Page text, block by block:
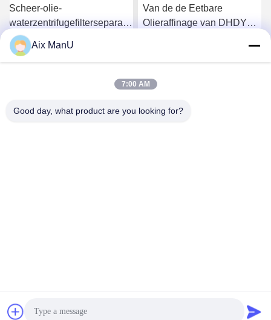
Scheer-olie-
waterzentrifugefilterseparator
ISO
Ga Nu Praten.
Van de de Eetbare
Olieraffinage van DHDYS
Verticale de Olieseparator
Ga Nu Praten.
Auteursrecht © 2021-2026 YIXING HUADING MACHINERY
CO.,LTD. Alle rechten voorbehouden.
Aix ManU
7:00 AM
Good day, what product are you looking for?